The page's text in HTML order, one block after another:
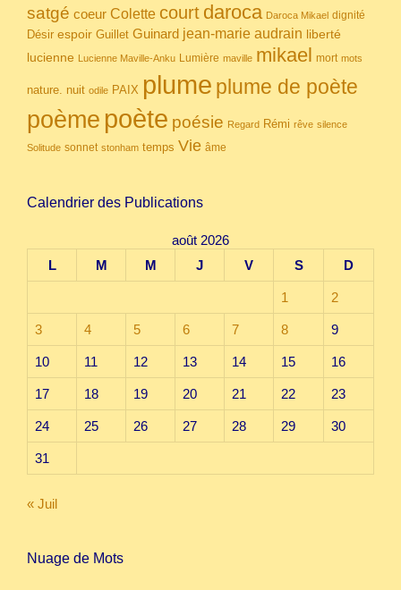
satgé coeur Colette court daroca Daroca Mikael dignité
Désir espoir Guillet Guinard jean-marie audrain liberté
lucienne Lucienne Maville-Anku Lumière maville mikael mort mots
nature. nuit odile PAIX plume plume de poète
poème poète poésie Regard Rémi rêve silence
Solitude sonnet stonham temps Vie âme
Calendrier des Publications
août 2026
L
M M J V S D
1 2
3 4 5 6 7 8 9
10 11 12 13 14 15 16
17 18 19 20 21 22 23
24 25 26 27 28 29 30
31
« Juil
Nuage de Mots